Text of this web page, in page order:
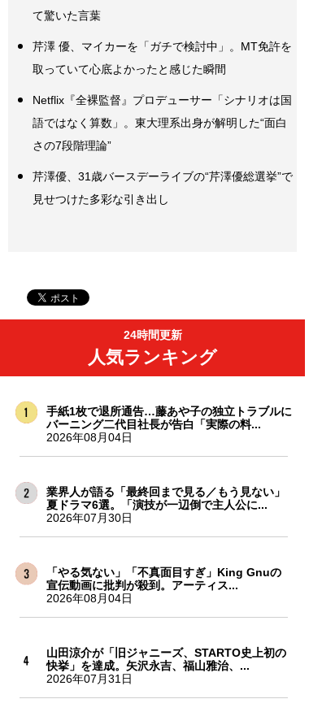
て驚いた言葉
芹澤 優、マイカーを「ガチで検討中」。MT免許を
取っていて心底よかったと感じた瞬間
Netflix『全裸監督』プロデューサー「シナリオは国
語ではなく算数」。東大理系出身が解明した“面白
さの7段階理論”
芹澤優、31歳バースデーライブの“芹澤優総選挙”で
見せつけた多彩な引き出し
24時間更新
人気ランキング
手紙1枚で退所通告…藤あや子の独立トラブルに
バーニング二代目社長が告白「実際の料...
2026年08月04日
業界人が語る「最終回まで見る／もう見ない」
夏ドラマ6選。「演技が一辺倒で主人公に...
2026年07月30日
「やる気ない」「不真面目すぎ」King Gnuの
宣伝動画に批判が殺到。アーティス...
2026年08月04日
山田涼介が「旧ジャニーズ、STARTO史上初の
快挙」を達成。矢沢永吉、福山雅治、...
2026年07月31日